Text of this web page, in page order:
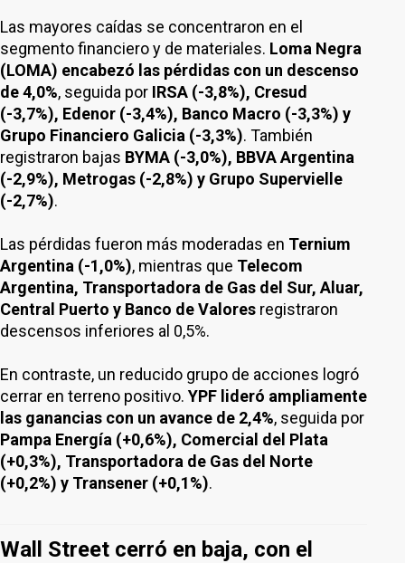
Las mayores caídas se concentraron en el
segmento financiero y de materiales. Loma Negra
(LOMA) encabezó las pérdidas con un descenso
de 4,0%, seguida por IRSA (-3,8%), Cresud
(-3,7%), Edenor (-3,4%), Banco Macro (-3,3%) y
Grupo Financiero Galicia (-3,3%). También
registraron bajas BYMA (-3,0%), BBVA Argentina
(-2,9%), Metrogas (-2,8%) y Grupo Supervielle
(-2,7%).
Las pérdidas fueron más moderadas en Ternium
Argentina (-1,0%), mientras que Telecom
Argentina, Transportadora de Gas del Sur, Aluar,
Central Puerto y Banco de Valores registraron
descensos inferiores al 0,5%.
En contraste, un reducido grupo de acciones logró
cerrar en terreno positivo. YPF lideró ampliamente
las ganancias con un avance de 2,4%, seguida por
Pampa Energía (+0,6%), Comercial del Plata
(+0,3%), Transportadora de Gas del Norte
(+0,2%) y Transener (+0,1%).
Wall Street cerró en baja, con el